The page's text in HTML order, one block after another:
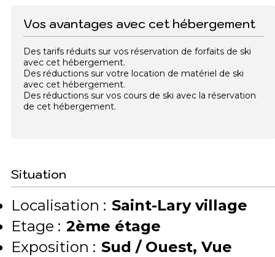
Vos avantages avec cet hébergement
Des tarifs réduits sur vos réservation de forfaits de ski
avec cet hébergement.
Des réductions sur votre location de matériel de ski
avec cet hébergement.
Des réductions sur vos cours de ski avec la réservation
de cet hébergement.
Situation
Localisation : Saint-Lary village
Etage : 2ème étage
Exposition : Sud / Ouest Vue